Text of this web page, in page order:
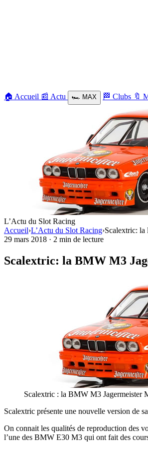
🏠 Accueil 📰 Actu 🏎️ MAX 🏁 Clubs 🔖
L’Actu du Slot Racing
Accueil›L’Actu du Slot Racing›Scalextric:
29 mars 2018 · 2 min de lecture
Scalextric: la BMW M3
Scalextric : la BMW M3
Scalextric présente une nouvelle version de
On connait les qualités de reproduction des
l’une des BMW E30 M3 qui ont fait des